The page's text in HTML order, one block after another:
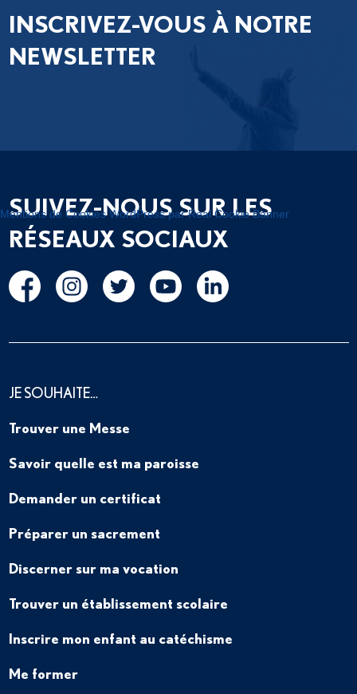
INSCRIVEZ-VOUS À NOTRE
NEWSLETTER
SUIVEZ-NOUS SUR LES
RÉSEAUX SOCIAUX
JE SOUHAITE…
Trouver une Messe
Savoir quelle est ma paroisse
Demander un certificat
Préparer un sacrement
Discerner sur ma vocation
Trouver un établissement scolaire
Inscrire mon enfant au catéchisme
Me former
Mentions de Cookies WordPress par Real Cookie Banner